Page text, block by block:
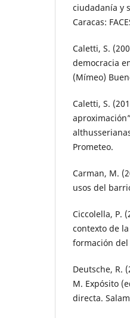
ciudadanía y
Caracas:
Caletti, S.
democracia
(Mímeo)
Caletti, S.
Prometeo.
Carman, M.
usos del
Ciccolella, P.
contexto de
formación
Deutsche, R.
M. Expósito
directa.